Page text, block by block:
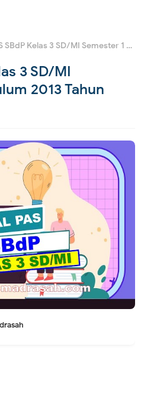
Kelas 3 SD/MI Semester 1 Kurikulum 2013 Tahun 2022/2023
3 SD/MI
2013 Tahun